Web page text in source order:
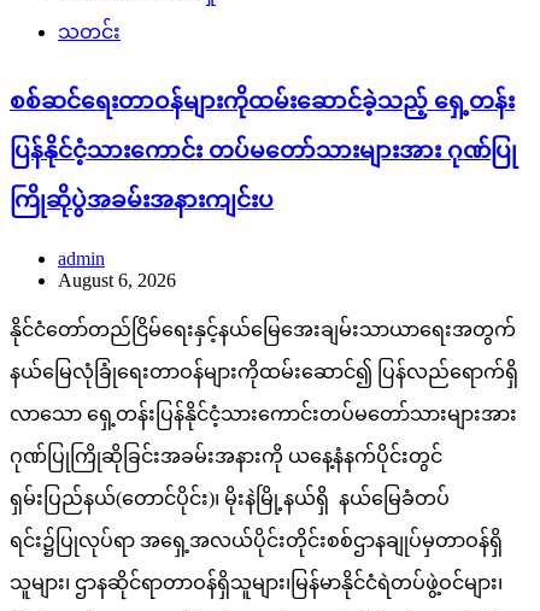
သတင်း
စစ်ဆင်ရေးတာဝန်များကိုထမ်းဆောင်ခဲ့သည့် ရှေ့တန်း
ပြန်နိုင်ငံ့သားကောင်း တပ်မတော်သားများအား ဂုဏ်ပြု
ကြိုဆိုပွဲအခမ်းအနားကျင်းပ
admin
August 6, 2026
နိုင်ငံတော်တည်ငြိမ်ရေးနှင့်နယ်မြေအေးချမ်းသာယာရေးအတွက်
နယ်မြေလုံခြုံရေးတာဝန်များကိုထမ်းဆောင်၍ ပြန်လည်ရောက်ရှိ
လာသော ရှေ့တန်းပြန်နိုင်ငံ့သားကောင်းတပ်မတော်သားများအား
ဂုဏ်ပြုကြိုဆိုခြင်းအခမ်းအနားကို ယနေ့နံနက်ပိုင်းတွင်
ရှမ်းပြည်နယ်(တောင်ပိုင်း)၊ မိုးနဲမြို့နယ်ရှိ နယ်မြေခံတပ်
ရင်း၌ပြုလုပ်ရာ အရှေ့အလယ်ပိုင်းတိုင်းစစ်ဌာနချုပ်မှတာဝန်ရှိ
သူများ၊ ဌာနဆိုင်ရာတာဝန်ရှိသူများ၊မြန်မာနိုင်ငံရဲတပ်ဖွဲ့ဝင်များ၊